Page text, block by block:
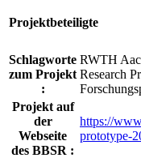
Projektbeteiligte
Schlagworte
zum Projekt
:
RWTH
Research
Projekt auf
der
Webseite
des BBSR :
https://
prototype-